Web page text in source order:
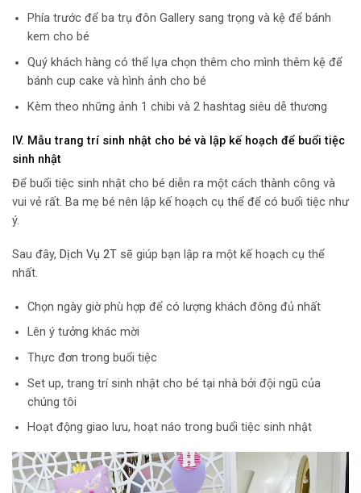
Phía trước để ba trụ đôn Gallery sang trọng và kệ để bánh
kem cho bé
Quý khách hàng có thể lựa chọn thêm cho mình thêm kệ để
bánh cup cake và hình ảnh cho bé
Kèm theo những ảnh 1 chibi và 2 hashtag siêu dễ thương
IV. Mẫu trang trí sinh nhật cho bé và lập kế hoạch để buổi tiệc
sinh nhật
Để buổi tiệc sinh nhật cho bé diễn ra một cách thành công và
vui vẻ rất. Ba mẹ bé nên lập kế hoạch cụ thể để có buổi tiệc như
ý.
Sau đây, Dịch Vụ 2T sẽ giúp bạn lập ra một kế hoạch cụ thể
nhất.
Chọn ngày giờ phù hợp để có lượng khách đông đủ nhất
Lên ý tưởng khác mời
Thực đơn trong buổi tiệc
Set up, trang trí sinh nhật cho bé tại nhà bởi đội ngũ của
chúng tôi
Hoạt động giao lưu, hoạt náo trong buổi tiệc sinh nhật